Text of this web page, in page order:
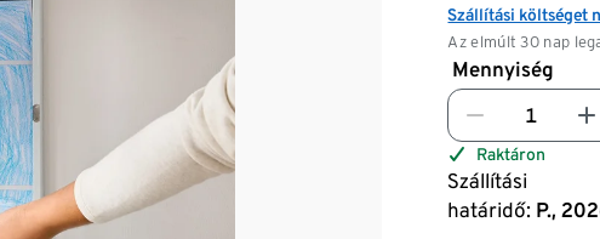
Az elmúlt 30 nap
Szállítási költséget
Mennyiség
Raktáron
Szállítási
határidő: P.,